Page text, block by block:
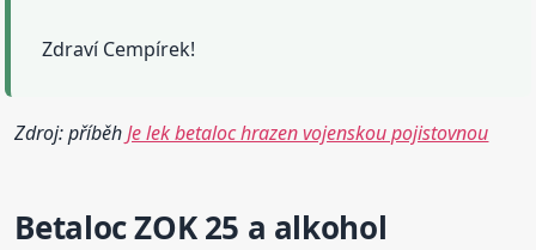
Zdraví Cempírek!
Zdroj: příběhJe lek betaloc hrazen vojenskou pojistovnou
BetalocZOK25 a alkohol